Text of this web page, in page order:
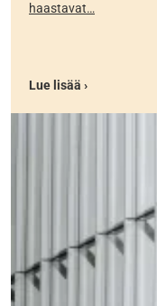
haastavat…
Lue lisää ›